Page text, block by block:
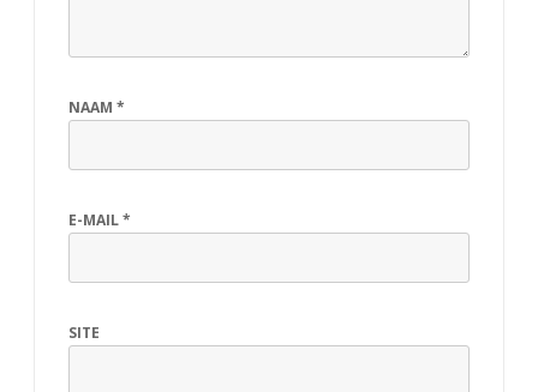
NAAM *
E-MAIL*
SITE